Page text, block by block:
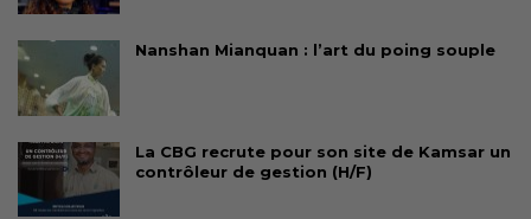
Nanshan Mianquan : l’art du poing souple
La CBG recrute pour son site de Kamsar un
contrôleur de gestion (H/F)